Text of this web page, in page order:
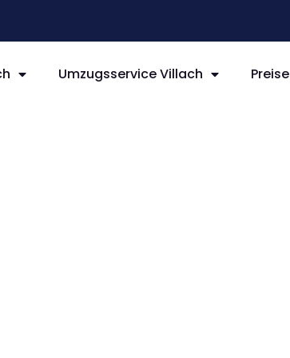
Umzugsservice Villach Preise